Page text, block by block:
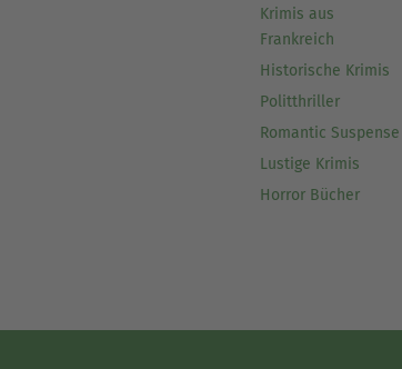
Krimis aus
Frankreich
Historische Krimis
Politthriller
Romantic Suspense
Lustige Krimis
Horror Bücher